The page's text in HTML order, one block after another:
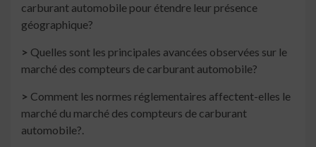
carburant automobile pour étendre leur présence
géographique?
> Quelles sont les principales avancées observées sur le
marché des compteurs de carburant automobile?
> Comment les normes réglementaires affectent-elles le
marché du marché des compteurs de carburant
automobile?.